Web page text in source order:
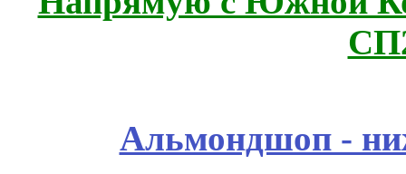
Альмондшоп -